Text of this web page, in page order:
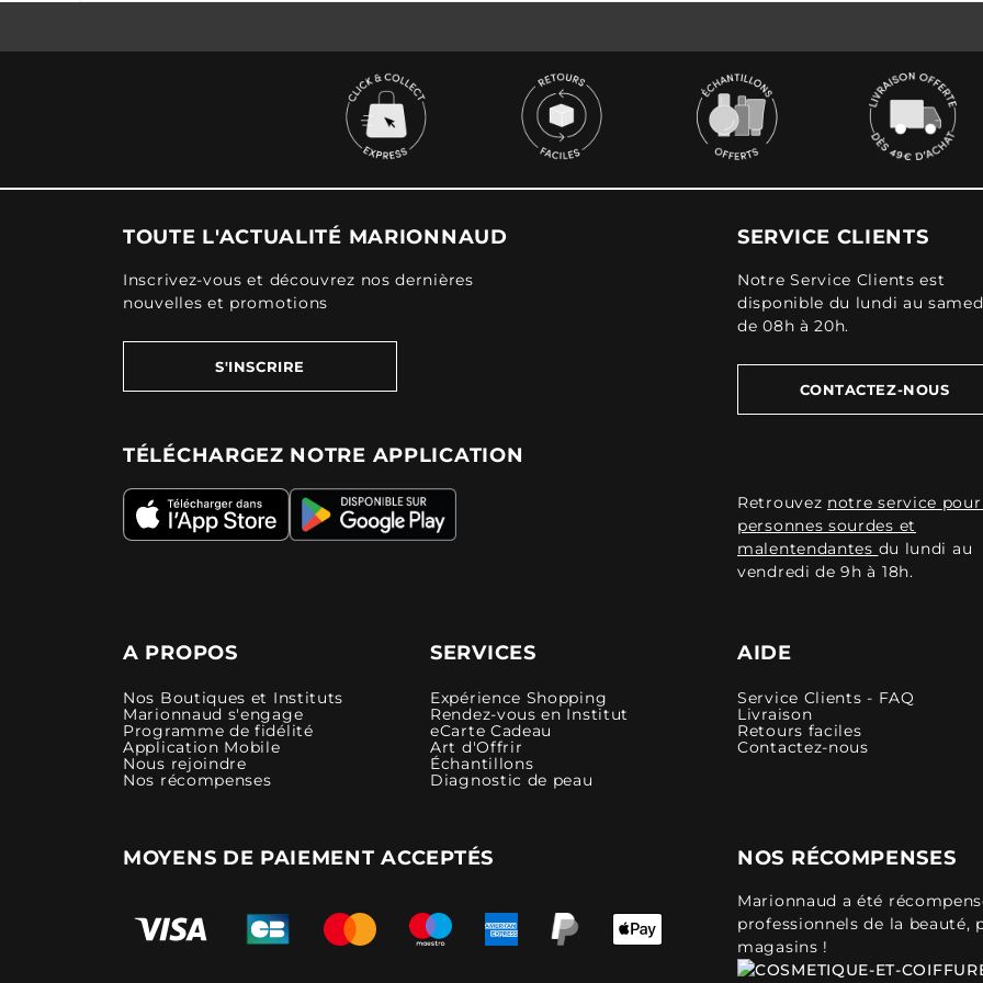
TOUTE L'ACTUALITÉ MARIONNAUD
Inscrivez-vous et découvrez nos dernières
nouvelles et promotions
S'INSCRIRE
TÉLÉCHARGEZ NOTRE APPLICATION
SERVICE CLIENTS
Notre Service Clients est
disponible du lundi au
de 08h à 20h.
CONTACTEZ-NOUS
Retrouvez notre service
personnes sourdes et
malentendantes du lundi au
vendredi de 9h à 18h.
A PROPOS
Nos Boutiques et Instituts
Marionnaud s'engage
Programme de fidélité
Application Mobile
Nous rejoindre
Nos récompenses
SERVICES
Expérience Shopping
Rendez-vous en Institut
eCarte Cadeau
Art d'Offrir
Échantillons
Diagnostic de peau
AIDE
Service Clients - FAQ
Livraison
Retours faciles
Contactez-nous
MOYENS DE PAIEMENT ACCEPTÉS NOS RÉCOMPENSES
Marionnaud a été
professionnels de la beauté,
magasins !